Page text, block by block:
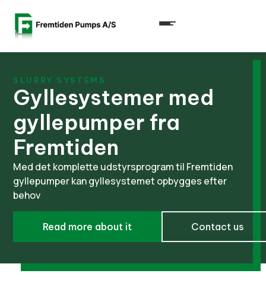
SLURRY SYSTEMS
Gyllesystemer med
gyllepumper fra
Fremtiden
Med det komplette udstyrsprogram til Fremtiden
gyllepumper kan gyllesystemet opbygges efter
behov
Read more about it Contact us